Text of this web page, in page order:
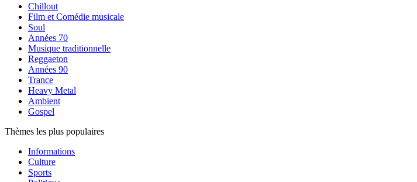
Chillout
Film et Comédie musicale
Soul
Années 70
Musique traditionnelle
Reggaeton
Années 90
Trance
Heavy Metal
Ambient
Gospel
Thèmes les plus populaires
Informations
Culture
Sports